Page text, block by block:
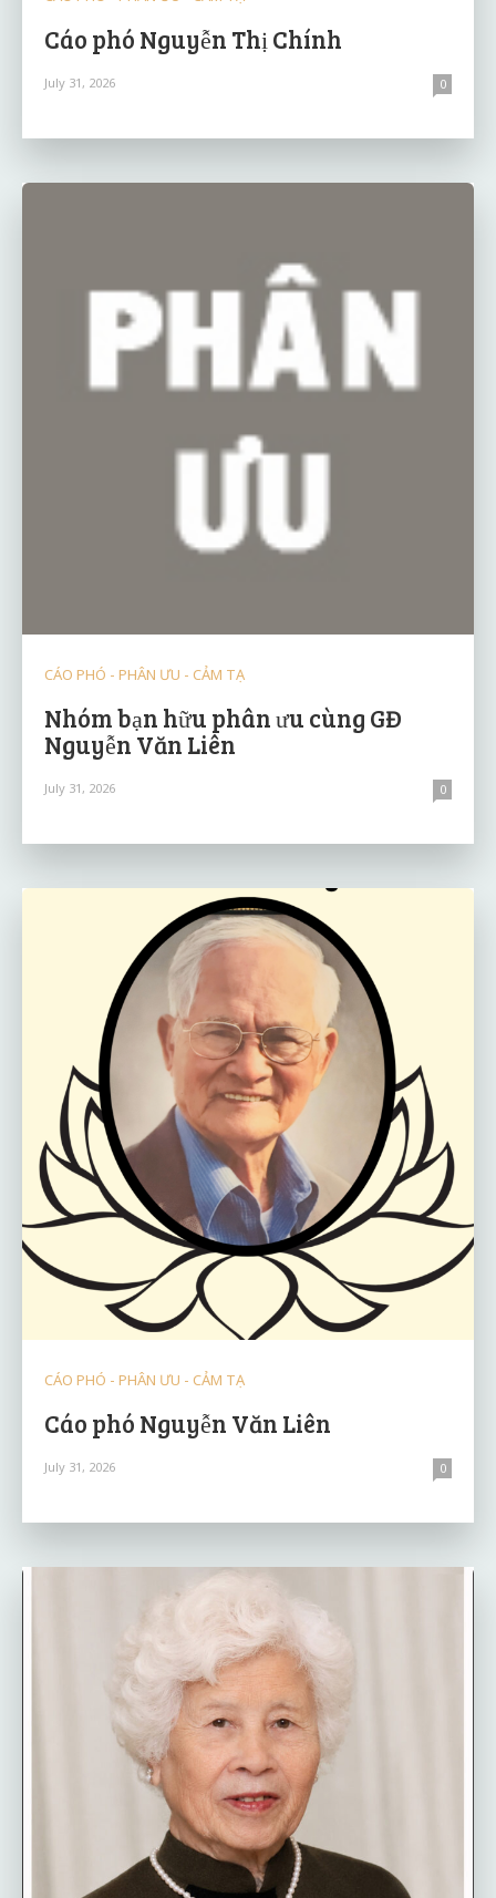
Cáo phó Nguyễn Thị Chính
July 31, 2026 0
CÁO PHÓ - PHÂN ƯU - CẢM TẠ
Nhóm bạn hữu phân ưu cùng GĐ
Nguyễn Văn Liên
July 31, 2026 0
CÁO PHÓ - PHÂN ƯU - CẢM TẠ
Cáo phó Nguyễn Văn Liên
July 31, 2026 0